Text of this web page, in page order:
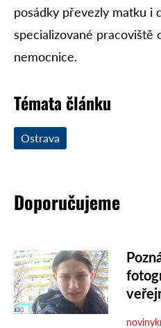
posádky převezly matku i
specializované pracoviště
nemocnice.
Témata článku
Ostrava
Doporučujeme